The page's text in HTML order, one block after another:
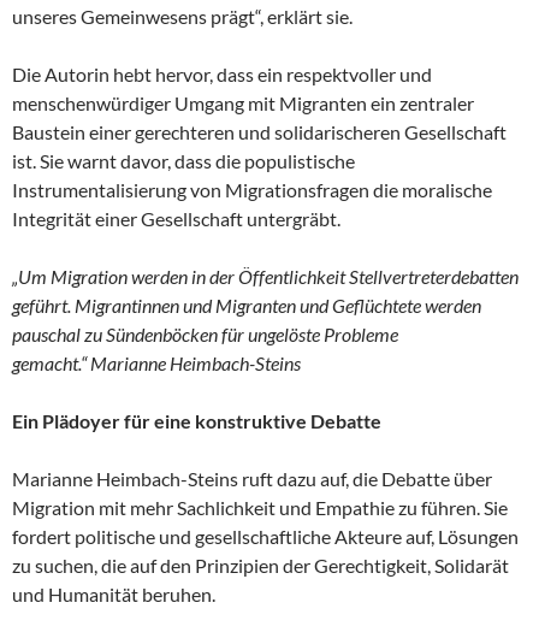
unseres Gemeinwesens prägt“, erklärt sie.
Die Autorin hebt hervor, dass ein respektvoller und
menschenwürdiger Umgang mit Migranten ein zentraler
Baustein einer gerechteren und solidarischeren Gesellschaft
ist. Sie warnt davor, dass die populistische
Instrumentalisierung von Migrationsfragen die moralische
Integrität einer Gesellschaft untergräbt.
„Um Migration werden in der Öffentlichkeit Stellvertreterdebatten
geführt. Migrantinnen und Migranten und Geflüchtete werden
pauschal zu Sündenböcken für ungelöste Probleme
gemacht.“Marianne Heimbach-Steins
Ein Plädoyer für eine konstruktive Debatte
Marianne Heimbach-Steins ruft dazu auf, die Debatte über
Migration mit mehr Sachlichkeit und Empathie zu führen. Sie
fordert politische und gesellschaftliche Akteure auf, Lösungen
zu suchen, die auf den Prinzipien der Gerechtigkeit, Solidarät
und Humanität beruhen.